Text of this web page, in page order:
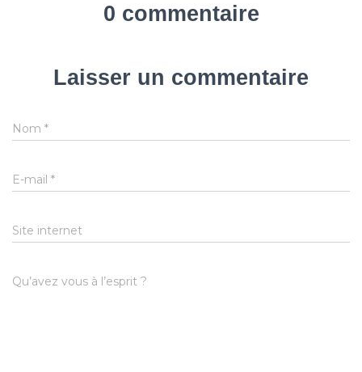
0 commentaire
Laisser un commentaire
Nom *
E-mail *
Site internet
Qu’avez vous à l’esprit ?